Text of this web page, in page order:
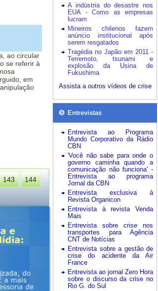
ao circular
se referir à
em
143
144
A indústria do desastre nos
EUA - Como as empresas
lucram
Mineiros chilenos fazem
anúncio institucional após
serem resgatados
Tragédia no Japão em 2011 -
Terremoto, tsunami e
explosão da Usina de
Fukushima
Assista a outros vídeos de crise
Entrevistas
Entrevista ao Programa
Mundo Corporativo da Rádio
CBN
'Você não sabe para onde o
governo caminha quando a
comunicação não funciona' -
Entrevista ao programa
Jornal da CBN
Entrevista exclusiva à
Revista Organicon
Entrevista à revista Venda
Mais
Entrevista sobre crise nos
transportes para Agência
CNT de Notícias
Entrevista sobre a gestão de
crise do acidente da Air
France
Entrevista ao jornal Zero Hora
sobre o discurso da crise no
Rio G. do Sul